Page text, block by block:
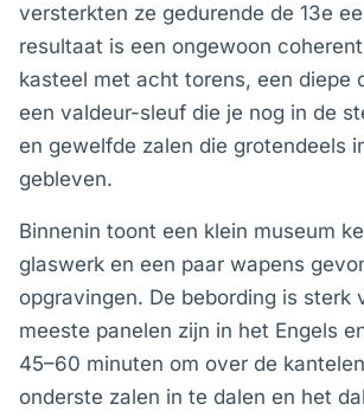
versterkten ze gedurende de 13e
resultaat is een ongewoon
kasteel met acht torens, een diepe
een valdeur-sleuf die je nog in de
en gewelfde zalen die grotendeels
gebleven.
Binnenin toont een klein museum
glaswerk en een paar wapens
opgravingen. De bebording is sterk
meeste panelen zijn in het Engels
45–60 minuten om over de
onderste zalen in te dalen en het